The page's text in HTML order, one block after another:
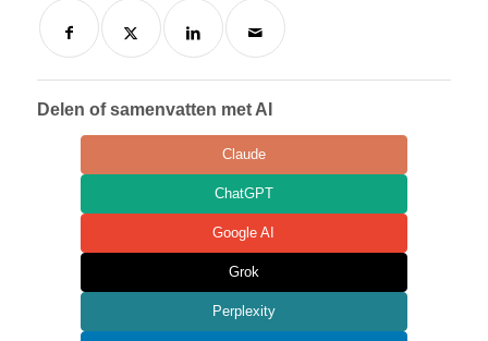
Delen of samenvatten met AI
Claude
ChatGPT
Google AI
Grok
Perplexity